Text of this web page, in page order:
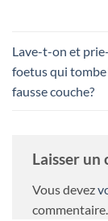
Lave-t-on et
foetus qui tombe
fausse couche?
Laisser un
Vous devez
commentaire.